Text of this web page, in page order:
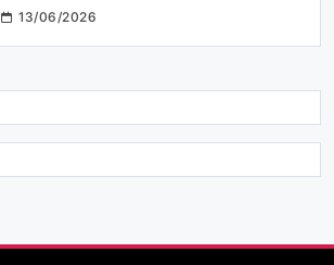
13/06/2026